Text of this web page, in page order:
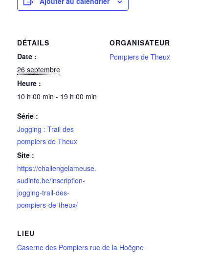
DÉTAILS
Date :
26 septembre
Heure :
10 h 00 min - 19 h 00 min
Série :
Jogging : Trail des
pompiers de Theux
Site :
https://challengelameuse.
sudinfo.be/inscription-
jogging-trail-des-
pompiers-de-theux/
ORGANISATEUR
Pompiers de Theux
LIEU
Caserne des Pompiers rue de la Hoëgne